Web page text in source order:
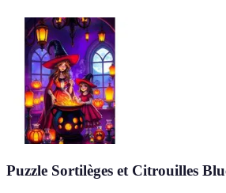
Puzzle Sortilèges et Citrouilles